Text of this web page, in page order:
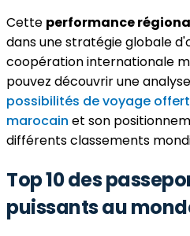
Cette performance
dans une stratégie globale
coopération internationale
pouvez découvrir une
possibilités de voyage
marocain et son
différents classements
Top 10 des
puissants au